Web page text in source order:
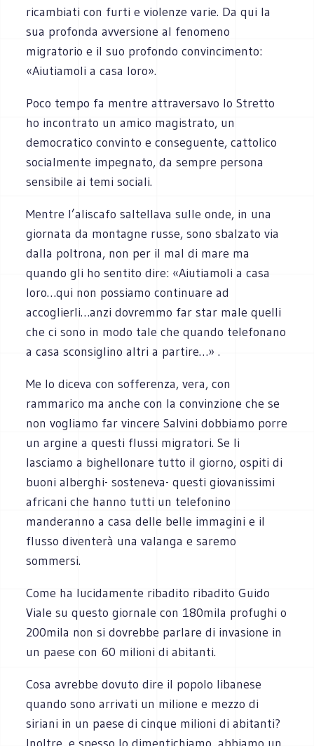
ricambiati con furti e violenze varie. Da qui la
sua profonda avversione al fenomeno
migratorio e il suo profondo convincimento:
«Aiutiamoli a casa loro».
Poco tempo fa mentre attraversavo lo Stretto
ho incontrato un amico magistrato, un
democratico convinto e conseguente, cattolico
socialmente impegnato, da sempre persona
sensibile ai temi sociali.
Mentre l’aliscafo saltellava sulle onde, in una
giornata da montagne russe, sono sbalzato via
dalla poltrona, non per il mal di mare ma
quando gli ho sentito dire: «Aiutiamoli a casa
loro…qui non possiamo continuare ad
accoglierli…anzi dovremmo far star male quelli
che ci sono in modo tale che quando telefonano
a casa sconsiglino altri a partire…» .
Me lo diceva con sofferenza, vera, con
rammarico ma anche con la convinzione che se
non vogliamo far vincere Salvini dobbiamo porre
un argine a questi flussi migratori. Se li
lasciamo a bighellonare tutto il giorno, ospiti di
buoni alberghi- sosteneva- questi giovanissimi
africani che hanno tutti un telefonino
manderanno a casa delle belle immagini e il
flusso diventerà una valanga e saremo
sommersi.
Come ha lucidamente ribadito ribadito Guido
Viale su questo giornale con 180mila profughi o
200mila non si dovrebbe parlare di invasione in
un paese con 60 milioni di abitanti.
Cosa avrebbe dovuto dire il popolo libanese
quando sono arrivati un milione e mezzo di
siriani in un paese di cinque milioni di abitanti?